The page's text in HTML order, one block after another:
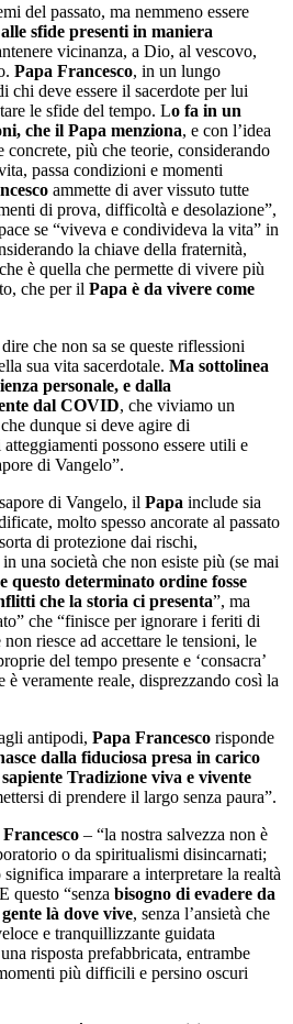
del passato, ma nemmeno essere
sfide presenti in maniera
vicinanza, a Dio, al vescovo,
Papa Francesco, in un lungo
chi deve essere il sacerdote per lui
le sfide del tempo. Lo fa in un
che il Papa menziona, e con l’idea
concrete, più che teorie, considerando
passa condizioni e momenti
ammette di aver vissuto tutte
di prova, difficoltà e desolazione”,
se “viveva e condivideva la vita” in
la chiave della fraternità,
è quella che permette di vivere più
che per il Papa è da vivere come
che non sa se queste riflessioni
sua vita sacerdotale. Ma sottolinea
personale, e dalla
dal COVID, che viviamo un
dunque si deve agire di
possono essere utili e
di Vangelo”.
di Vangelo, il Papa include sia
molto spesso ancorate al passato
di protezione dai rischi,
una società che non esiste più (se mai
questo determinato ordine fosse
che la storia ci presenta”, ma
che “finisce per ignorare i feriti di
riesce ad accettare le tensioni, le
del tempo presente e ‘consacra’
veramente reale, disprezzando così la
antipodi, Papa Francesco risponde
dalla fiduciosa presa in carico
Tradizione viva e vivente
di prendere il largo senza paura”.
– “la nostra salvezza non è
o da spiritualismi disincarnati;
imparare a interpretare la realtà
questo “senza bisogno di evadere da
là dove vive, senza l’ansietà che
e tranquillizzante guidata
risposta prefabbricata, entrambe
più difficili e persino oscuri